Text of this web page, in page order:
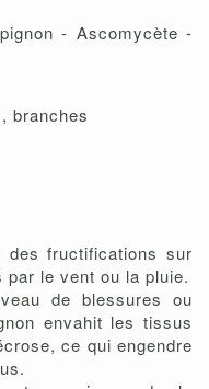
- Ascomycète -
branches
fructifications sur
le vent ou la pluie.
de blessures ou
envahit les tissus
ce qui engendre